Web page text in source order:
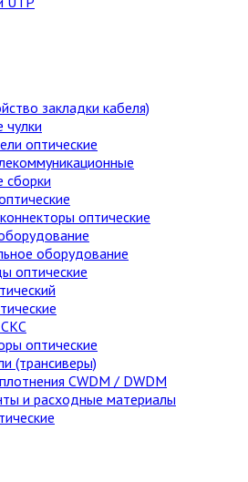
закладки кабеля)
чулки
оптические
сборки
оптические
оборудование
оптические
оптические
(трансиверы)
CWDM / DWDM
и расходные материалы